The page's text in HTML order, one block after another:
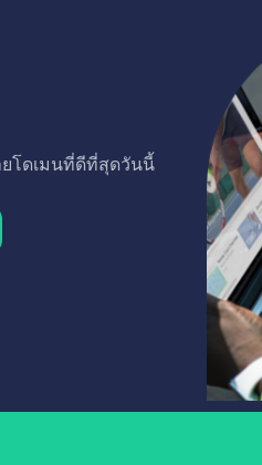
โดเมนที่ดีที่สุดวันนี้